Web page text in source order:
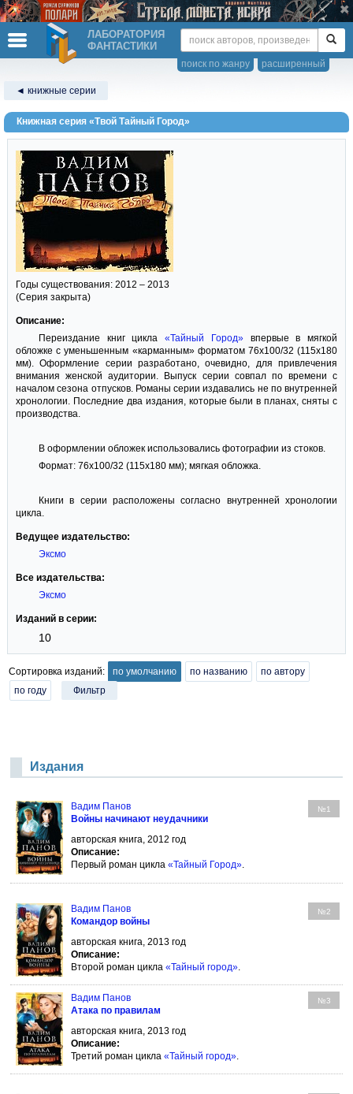
ЛАБОРАТОРИЯ
ФАНТАСТИКИ
расширенный
поиск по жанру
◄ книжные серии
Книжная серия «Твой Тайный Город»
Годы существования: 2012 – 2013
(Серия закрыта)
Описание:
Переиздание книг цикла«Тайный Город»впервые в мягкой
обложке с уменьшенным «карманным» форматом 76x100/32 (115x180
мм). Оформление серии разработано, очевидно, для привлечения
внимания женской аудитории. Выпуск серии совпал по времени с
началом сезона отпусков. Романы серии издавались не по внутренней
хронологии. Последние два издания, которые были в планах, сняты с
производства.
В оформлении обложек использовались фотографии из стоков.
Формат: 76x100/32 (115x180 мм); мягкая обложка.
Книги в серии расположены согласно внутренней хронологии
цикла.
Ведущее издательство:
Эксмо
Все издательства:
Эксмо
Изданий в серии:
10
Сортировка изданий: по умолчанию по названию
по автору
по году
Фильтр
Издания
Вадим Панов №1
Войны начинают неудачники
авторская книга, 2012 год
Описание:
Первый роман цикла «Тайный Город».
Вадим Панов №2
Командор войны
авторская книга, 2013 год
Описание:
Второй роман цикла «Тайный город».
Вадим Панов №3
Атака по правилам
авторская книга, 2013 год
Описание:
Третий роман цикла «Тайный город».